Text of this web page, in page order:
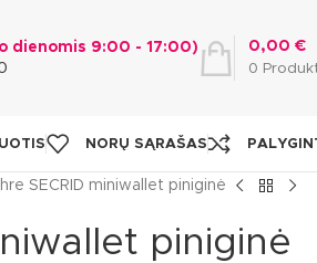
dienomis 9:00 - 17:00)
0
0,00 €
NORŲ SĄRAŠAS
SECRID miniwallet piniginė
piniginė